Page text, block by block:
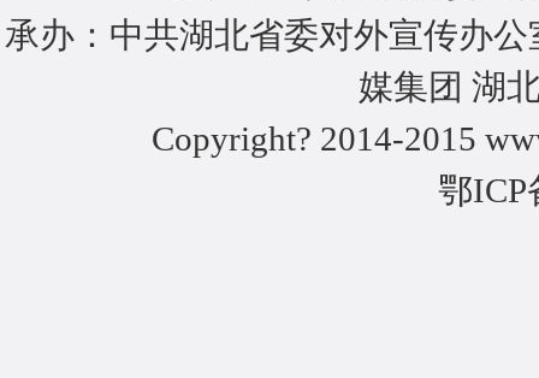
承办：中共湖北省委对外宣传办
媒集团 湖
Copyright? 2014-2015
鄂ICP